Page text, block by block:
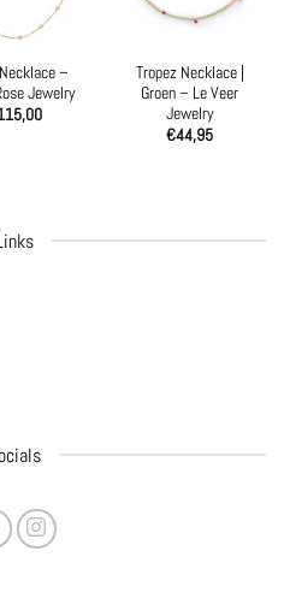
–
Jewelry
Tropez Necklace |
Groen – Le Veer
Jewelry
€44,95